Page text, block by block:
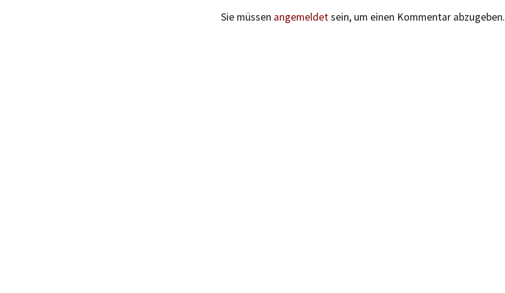
Sie müssen angemeldetsein, um einen Kommentar abzugeben.